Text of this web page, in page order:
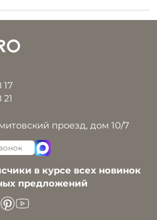
17
проезд, дом 10/7
в курсе всех новинок
предложений